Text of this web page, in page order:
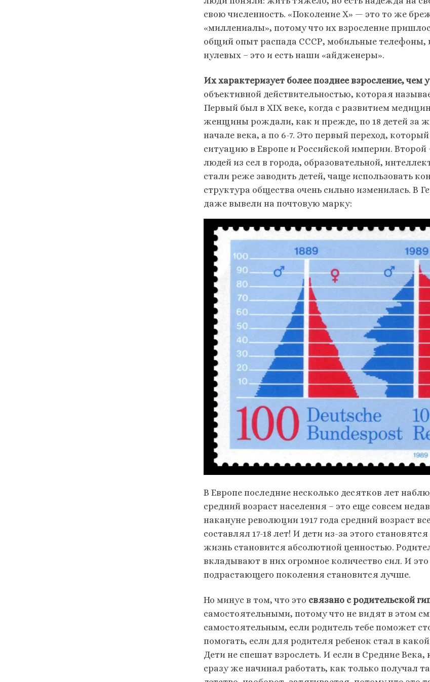
свою численность. «Поколение Х» — это то же
«миллениалы», потому что их взросление
общий опыт распада СССР, мобильные телефоны,
нулевых – это и есть наши «айдженеры».
Их характеризует более позднее взросление, чем
объективной действительностью, которая
Первый был в XIX веке, когда с развитием
женщины рождали, как и прежде, по 18 детей за
начале века, а по 6-7. Это первый переход,
ситуацию в Европе и Российской империи. Второй
людей из сел в города, образовательной,
стали реже заводить детей, чаще использовать
структура общества очень сильно изменилась. В
даже вывели на почтовую марку:
В Европе последние несколько десятков лет
средний возраст населения – это еще совсем
накануне революции 1917 года средний возраст
составлял 17-18 лет! И дети из-за этого
жизнь становится абсолютной ценностью.
вкладывают в них огромное количество сил. И
подрастающего поколения становится лучше.
Но минус в том, что это связано с родительской
самостоятельными, потому что не видят в этом
самостоятельным, если родитель тебе поможет
помогать, если для родителя ребенок стал в
Дети не спешат взрослеть. И если в Средние Века,
сразу же начинал работать, как только получал